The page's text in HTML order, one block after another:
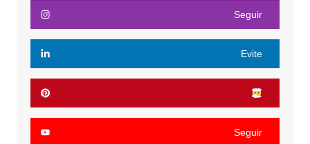
Seguir
Evite
Seguir